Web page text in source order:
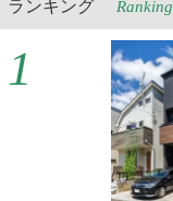
ランキング Ranking